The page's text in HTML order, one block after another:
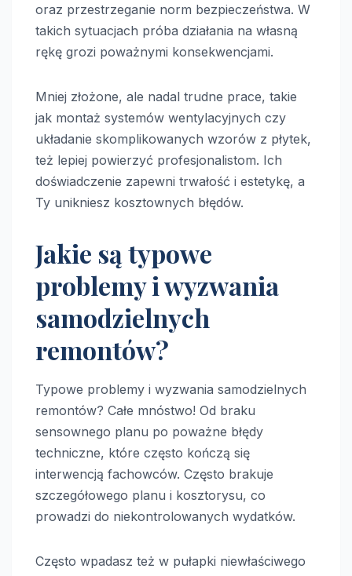
oraz przestrzeganie norm bezpieczeństwa. W
takich sytuacjach próba działania na własną
rękę grozi poważnymi konsekwencjami.
Mniej złożone, ale nadal trudne prace, takie
jak montaż systemów wentylacyjnych czy
układanie skomplikowanych wzorów z płytek,
też lepiej powierzyć profesjonalistom. Ich
doświadczenie zapewni trwałość i estetykę, a
Ty unikniesz kosztownych błędów.
Jakie są typowe
problemy i wyzwania
samodzielnych
remontów?
Typowe problemy i wyzwania samodzielnych
remontów? Całe mnóstwo! Od braku
sensownego planu po poważne błędy
techniczne, które często kończą się
interwencją fachowców. Często brakuje
szczegółowego planu i kosztorysu, co
prowadzi do niekontrolowanych wydatków.
Często wpadasz też w pułapki niewłaściwego